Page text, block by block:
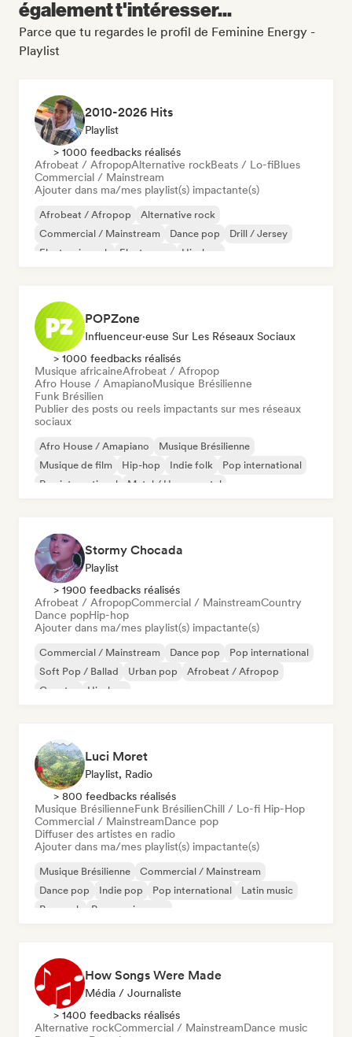
également t'intéresser...
Parce que tu regardes le profil de Feminine Energy -
Playlist
2010-2026 Hits
Playlist
> 1000 feedbacks réalisés
Afrobeat / AfropopAlternative rockBeats / Lo-fiBlues
Commercial / Mainstream
Ajouter dans ma/mes playlist(s) impactante(s)
Afrobeat / Afropop
Alternative rock
Commercial / Mainstream
Dance pop
Drill / Jersey
Electronic rock
Electropop Hip-hop
POPZone
Influenceur·euse Sur Les Réseaux Sociaux
> 1000 feedbacks réalisés
Musique africaineAfrobeat / Afropop
Afro House / AmapianoMusique Brésilienne
Funk Brésilien
Publier des posts ou reels impactants sur mes réseaux
sociaux
Afro House / Amapiano
Musique Brésilienne
Musique de film
Hip-hop Indie folk
Pop international
Rap international
Metal / Heavy metal
Stormy Chocada
Playlist
> 1900 feedbacks réalisés
Afrobeat / AfropopCommercial / MainstreamCountry
Dance popHip-hop
Ajouter dans ma/mes playlist(s) impactante(s)
Commercial / Mainstream Dance pop
Pop international
Soft Pop / Ballad
Urban pop
Afrobeat / Afropop
Country
Hip-hop
Luci Moret
Playlist, Radio
> 800 feedbacks réalisés
Musique BrésilienneFunk BrésilienChill / Lo-fi Hip-Hop
Commercial / MainstreamDance pop
Diffuser des artistes en radio
Ajouter dans ma/mes playlist(s) impactante(s)
Musique Brésilienne
Commercial / Mainstream
Dance pop
Indie pop Pop international
Latin music
Pop rock
Progressive pop
How Songs Were Made
Média / Journaliste
> 1400 feedbacks réalisés
Alternative rockCommercial / MainstreamDance music